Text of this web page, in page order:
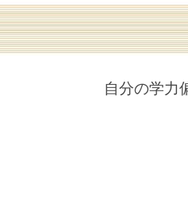
自分の学力